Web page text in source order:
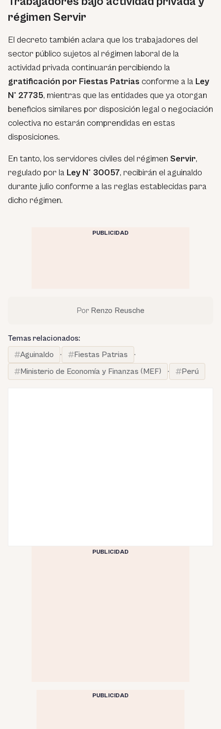
régimen Servir
El decreto también aclara que los trabajadores del
sector público sujetos al régimen laboral de la
actividad privada continuarán percibiendo la
gratificación por Fiestas Patrias conforme a la Ley
N° 27735, mientras que las entidades que ya otorgan
beneficios similares por disposición legal o negociación
colectiva no estarán comprendidas en estas
disposiciones.
En tanto, los servidores civiles del régimen Servir,
regulado por la Ley N° 30057, recibirán el aguinaldo
durante julio conforme a las reglas establecidas para
dicho régimen.
PUBLICIDAD
Por Renzo Reusche
Temas relacionados:
Aguinaldo
· Fiestas Patrias
·
Ministerio de Economía y Finanzas (MEF)
· Perú
PUBLICIDAD
PUBLICIDAD